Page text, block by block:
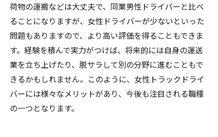
荷物の運搬などは大丈夫で、同業男性ドライバーと比べ
ることになりますが、女性ドライバーが少ないといった
問題もありますので、より高い評価を得ることもできま
す。経験を積んで実力がつけば、将来的には自身の運送
業を立ち上げたり、脱サラして別の分野に進むこともで
きるかもしれません。このように、女性トラックドライ
バーには様々なメリットがあり、今後も注目される職種
の一つとなります。